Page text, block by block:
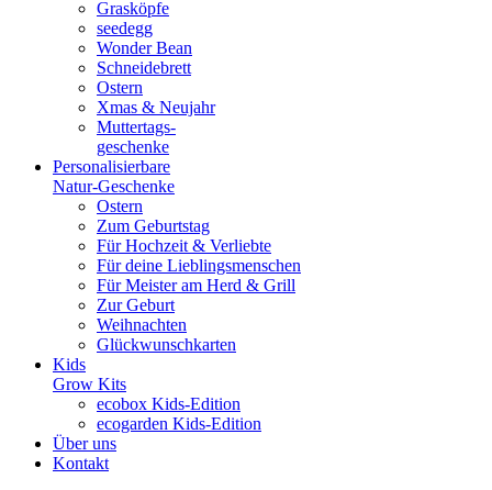
Grasköpfe
seedegg
Wonder Bean
Schneidebrett
Ostern
Xmas & Neujahr
Muttertags-
geschenke
Personalisierbare
Natur-Geschenke
Ostern
Zum Geburtstag
Für Hochzeit & Verliebte
Für deine Lieblingsmenschen
Für Meister am Herd & Grill
Zur Geburt
Weihnachten
Glückwunschkarten
Kids
Grow Kits
ecobox Kids-Edition
ecogarden Kids-Edition
Über uns
Kontakt